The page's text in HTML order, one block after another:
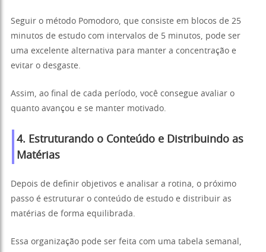
Seguir o método Pomodoro, que consiste em blocos de 25
minutos de estudo com intervalos de 5 minutos, pode ser
uma excelente alternativa para manter a concentração e
evitar o desgaste.
Assim, ao final de cada período, você consegue avaliar o
quanto avançou e se manter motivado.
4. Estruturando o Conteúdo e Distribuindo as
Matérias
Depois de definir objetivos e analisar a rotina, o próximo
passo é estruturar o conteúdo de estudo e distribuir as
matérias de forma equilibrada.
Essa organização pode ser feita com uma tabela semanal,